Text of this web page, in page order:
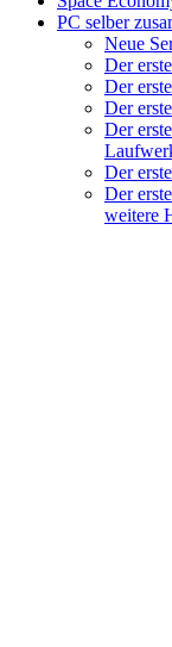
PC selber
Neue
Der
Der
Der
Der
Der
Der
weitere